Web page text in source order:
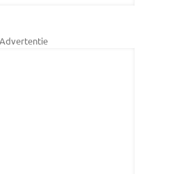
Advertentie